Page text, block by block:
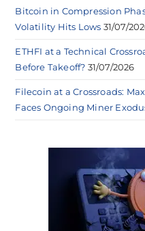
Bitcoin in Compression
Volatility Hits Lows 31/07/
ETHFI at a Technical
Before Takeoff? 31/07/2026
Filecoin at a Crossroads:
Faces Ongoing Miner